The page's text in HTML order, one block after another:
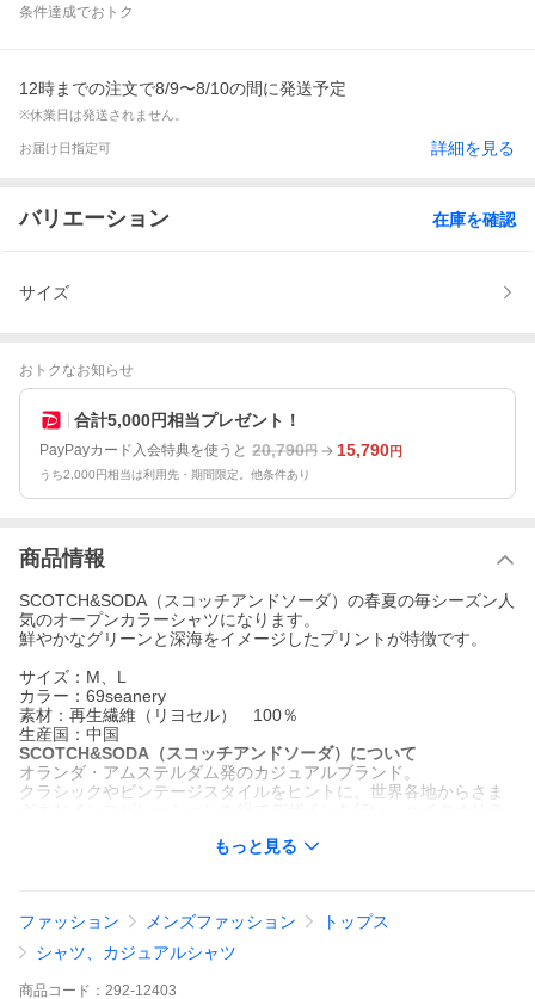
条件達成でおトク
12時までの注文で8/9〜8/10の間に発送予定
※休業日は発送されません。
お届け日指定可 詳細を見る
バリエーション 在庫を確認
サイズ
おトクなお知らせ
合計5,000円相当プレゼント！
PayPayカード入会特典を使うと 20,790円 15,790円
うち2,000円相当は利用先・期間限定。他条件あり
商品情報
SCOTCH&SODA（スコッチアンドソーダ）の春夏の毎シーズン人
気のオープンカラーシャツになります。
鮮やかなグリーンと深海をイメージしたプリントが特徴です。
サイズ：M、L
カラー：69seanery
素材：再生繊維（リヨセル） 100％
生産国：中国
SCOTCH&SODA（スコッチアンドソーダ）について
オランダ・アムステルダム発のカジュアルブランド。
クラシックやビンテージスタイルをヒントに、世界各地からさま
L
63 58.5 62
もっと見る
ファッション メンズファッション
トップス
シャツ、カジュアルシャツ
商品 コード： 292-12403